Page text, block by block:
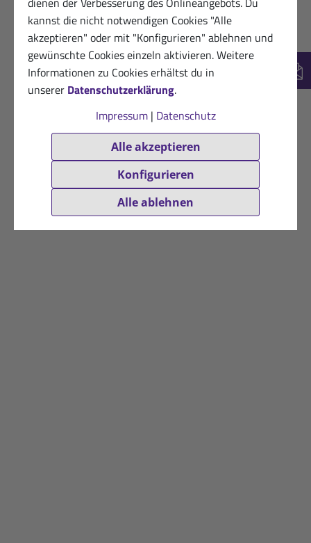
kannst die nicht notwendigen Cookies "Alle
akzeptieren" oder mit "Konfigurieren" ablehnen und
gewünschte Cookies einzeln aktivieren. Weitere
Informationen zu Cookies erhältst du in
unserer Datenschutzerklärung.
Impressum| Datenschutz
Alle akzeptieren
Konfigurieren
Alle ablehnen